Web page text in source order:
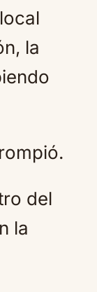
la
del
la